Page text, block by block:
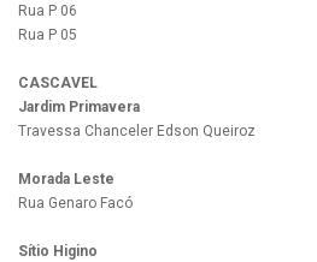
Rua P 06
Rua P 05
CASCAVEL
Jardim Primavera
Travessa Chanceler Edson Queiroz
Morada Leste
Rua Genaro Facó
Sítio Higino